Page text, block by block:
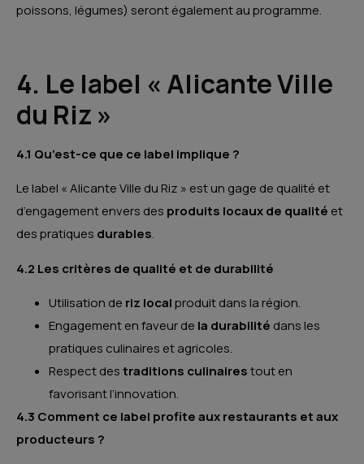
poissons, légumes) seront également au programme.
4. Le label « Alicante Ville
du Riz »
4.1 Qu’est-ce que ce label implique ?
Le label « Alicante Ville du Riz » est un gage de qualité et
d’engagement envers des produits locaux de qualité et
des pratiques durables.
4.2 Les critères de qualité et de durabilité
Utilisation de riz localproduit dans la région.
Engagement en faveur de la durabilité dans les
pratiques culinaires et agricoles.
Respect destraditions culinairestout en
favorisant l’innovation.
4.3 Comment ce label profite aux restaurants et aux
producteurs ?